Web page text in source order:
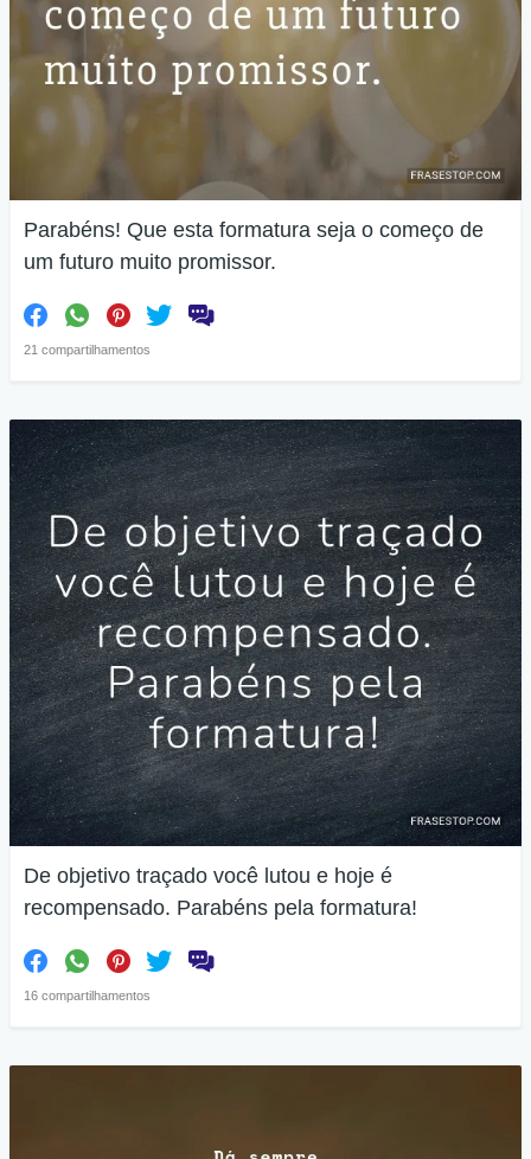
Parabéns! Que esta formatura seja o começo de
um futuro muito promissor.
21 compartilhamentos
De objetivo traçado você lutou e hoje é
recompensado. Parabéns pela formatura!
16 compartilhamentos